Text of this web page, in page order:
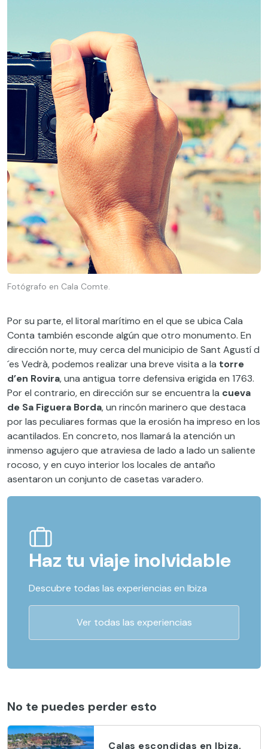
Fotógrafo en Cala Comte.
Por su parte, el litoral marítimo en el que se ubica Cala
Conta también esconde algún que otro monumento. En
dirección norte, muy cerca del municipio de Sant Agustí d
´es Vedrà, podemos realizar una breve visita a la torre
d’en Rovira, una antigua torre defensiva erigida en 1763.
Por el contrario, en dirección sur se encuentra la cueva
de Sa Figuera Borda, un rincón marinero que destaca
por las peculiares formas que la erosión ha impreso en los
acantilados. En concreto, nos llamará la atención un
inmenso agujero que atraviesa de lado a lado un saliente
rocoso, y en cuyo interior los locales de antaño
asentaron un conjunto de casetas varadero.
Haz tu viaje inolvidable
Descubre todas las experiencias en Ibiza
Ver todas las experiencias
No te puedes perder esto
Calas escondidas en Ibiza,